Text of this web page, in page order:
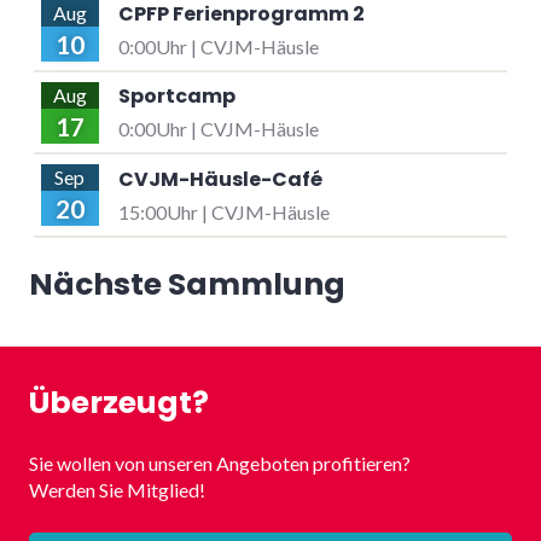
Aug
10
CPFP Ferienprogramm 2
0:00Uhr | CVJM-Häusle
Aug
17
Sportcamp
0:00Uhr | CVJM-Häusle
Sep
20
CVJM-Häusle-Café
15:00Uhr | CVJM-Häusle
Nächste Sammlung
Überzeugt?
Sie wollen von unseren Angeboten profitieren?
Werden Sie Mitglied!